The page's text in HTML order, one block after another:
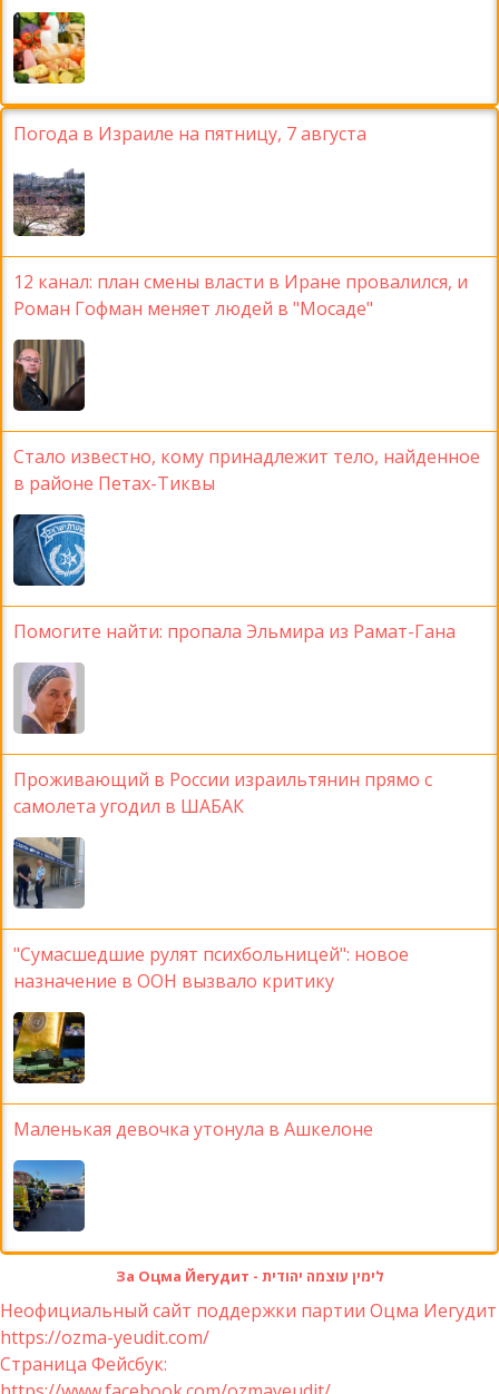
Погода в Израиле на пятницу, 7 августа
12 канал: план смены власти в Иране провалился, и
Роман Гофман меняет людей в "Мосаде"
Стало известно, кому принадлежит тело, найденное
в районе Петах-Тиквы
Помогите найти: пропала Эльмира из Рамат-Гана
Проживающий в России израильтянин прямо с
самолета угодил в ШАБАК
"Сумасшедшие рулят психбольницей": новое
назначение в ООН вызвало критику
Маленькая девочка утонула в Ашкелоне
За Оцма Йегудит - לימין עוצמה יהודית
Неофициальный сайт поддержки партии Оцма Иегудит
https://ozma-yeudit.com/
Страница Фейсбук: